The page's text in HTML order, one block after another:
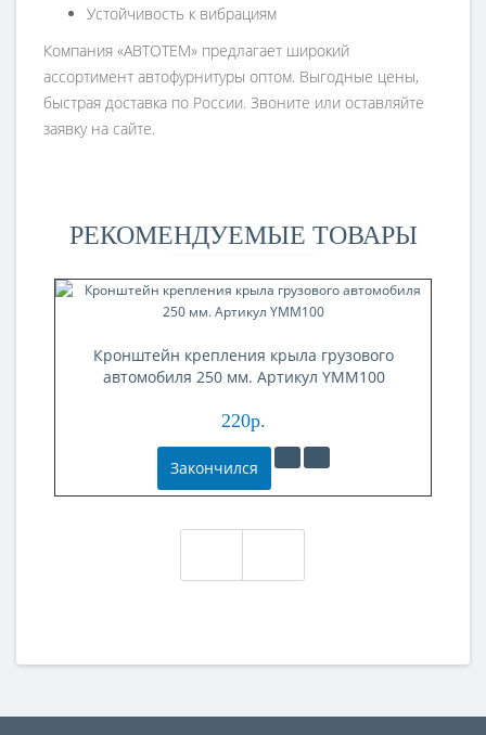
Устойчивость к вибрациям
Компания «АВТОТЕМ» предлагает широкий
ассортимент автофурнитуры оптом. Выгодные цены,
быстрая доставка по России. Звоните или оставляйте
заявку на сайте.
РЕКОМЕНДУЕМЫЕ ТОВАРЫ
Кронштейн крепления крыла грузового
автомобиля 250 мм. Артикул YMM100
220р.
Закончился